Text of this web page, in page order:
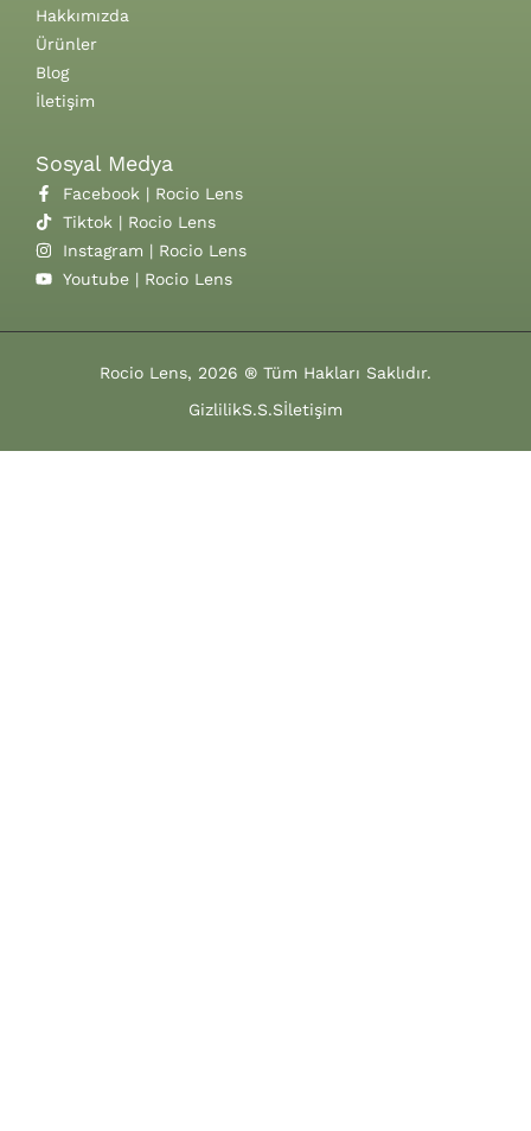
Hakkımızda
Ürünler
Blog
İletişim
Sosyal Medya
Facebook | Rocio Lens
Tiktok | Rocio Lens
Instagram | Rocio Lens
Youtube | Rocio Lens
Rocio Lens, 2026 ® Tüm Hakları Saklıdır.
GizlilikS.S.Sİletişim